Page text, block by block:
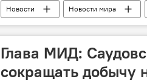
Новости Новости мира
Глава МИД:
сокращать добычу